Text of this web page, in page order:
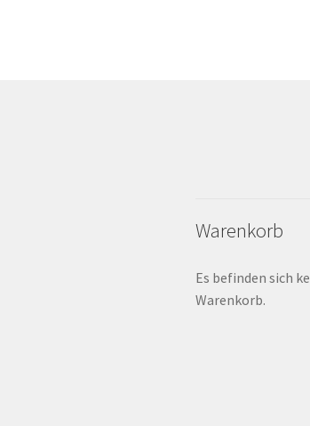
Warenkorb
Es befinden sich
Warenkorb.